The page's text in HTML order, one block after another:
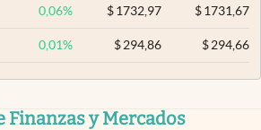
0,06% $ 1732,97 $1731,67
0,01% $ 294,86 $294,66
Finanzas y Mercados